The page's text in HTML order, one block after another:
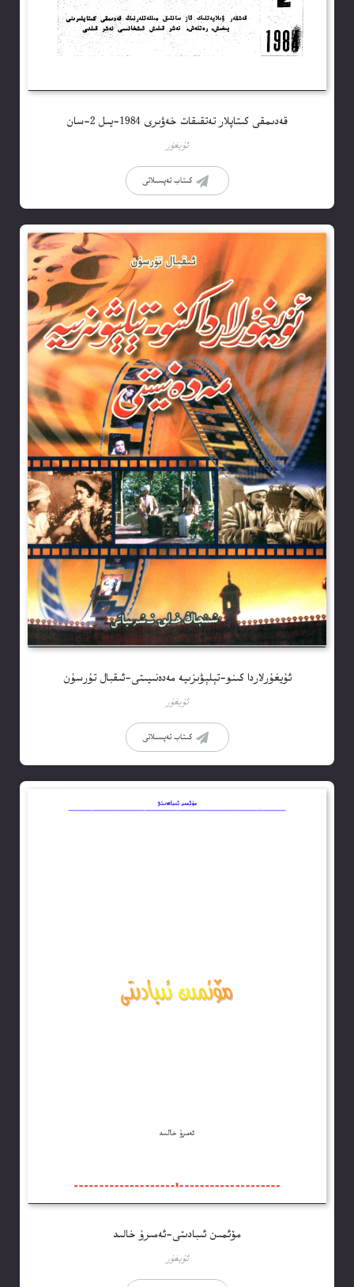
قەدىمقى كىتاپلار تەتقىقات خەۋىرى 1984-يىل 2-سان
ئۇيغۇر
كىتاب تەپسىلاتى
ئۇيغۇرلاردا كىنو-تېلېۋىزىيە مەدەنىيىتى-ئىقبال تۇرسۇن
ئۇيغۇر
كىتاب تەپسىلاتى
مۆئمىن ئىبادىتى-ئەمىرۇ خالىد
ئۇيغۇر